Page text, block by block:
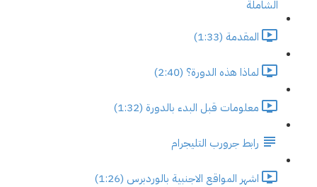
الشاملة
المقدمة (1:33)
لماذا هذه الدورة؟ (2:40)
معلومات قبل البدء بالدورة (1:32)
رابط جرورب التليجرام
اشهر المواقع الاجنبية بالوردبرس (1:26)